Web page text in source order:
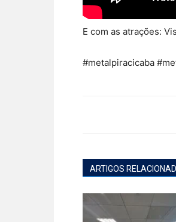
E com as atrações:
#metalpiracicaba
ARTIGOS